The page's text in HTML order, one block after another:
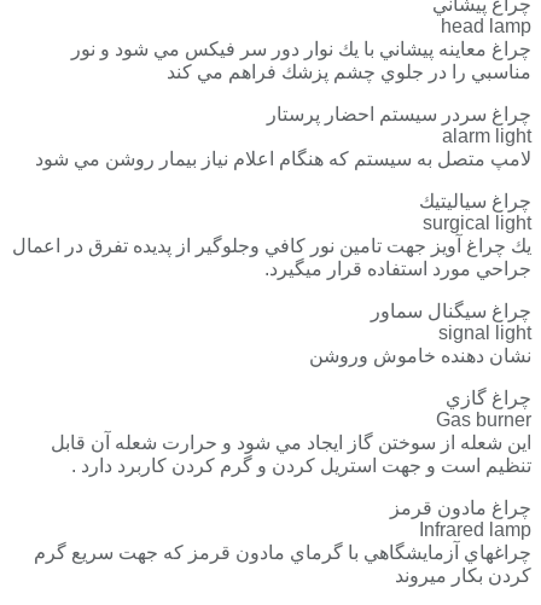
head lamp
چراغ معاينه پيشاني با يك نوار دور سر فيكس مي شود و نور
مناسبي را در جلوي چشم پزشك فراهم مي كند
چراغ سردر سيستم احضار پرستار
alarm light
لامپ متصل به سيستم كه هنگام اعلام نياز بيمار روشن مي شود
چراغ سياليتيك
surgical light
يك چراغ آويز جهت تامين نور كافي وجلوگير از پديده تفرق در اعمال
جراحي مورد استفاده قرار ميگيرد.
چراغ سيگنال سماور
signal light
نشان دهنده خاموش وروشن
چراغ گازي
Gas burner
اين شعله از سوختن گاز ايجاد مي شود و حرارت شعله آن قابل
تنظيم است و جهت استريل كردن و گرم كردن كاربرد دارد .
چراغ مادون قرمز
Infrared lamp
چراغهاي آزمايشگاهي با گرماي مادون قرمز كه جهت سريع گرم
كردن بكار ميروند